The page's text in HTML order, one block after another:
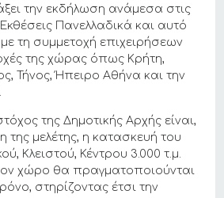
την εκδήλωση ανάμεσα στις
Εκθέσεις Πανελλαδικά και αυτό
τη συμμετοχή επιχειρήσεων
της χώρας όπως Κρήτη,
Τήνος, Ήπειρο Αθήνα και την
της Δημοτικής Αρχής είναι,
της μελέτης, η κατασκευή του
Κλειστού, Κέντρου 3.000 τ.μ.
χώρο θα πραγματοποιούνται
στηρίζοντας έτσι την